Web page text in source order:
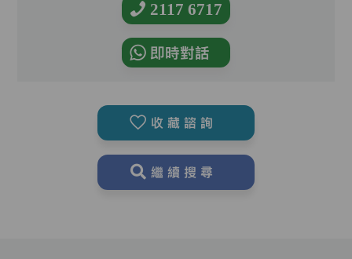
2117 6717
即時對話
收藏諮詢
繼續搜尋